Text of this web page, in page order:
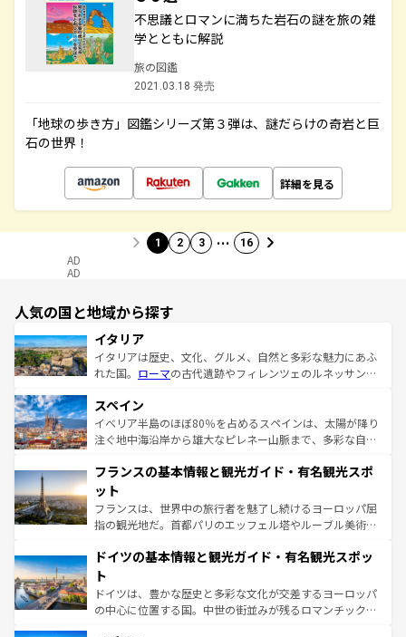
不思議とロマンに満ちた岩石の謎を旅の雑
学とともに解説
旅の図鑑
2021.03.18 発売
「地球の歩き方」図鑑シリーズ第３弾は、謎だらけの奇岩と巨
石の世界！
詳細を見る
1 2 3 … 16
AD
AD
人気の国と地域から探す
イタリア
イタリアは歴史、文化、グルメ、自然と多彩な魅力にあふ
れた国。 ローマの古代遺跡やフィレンツェのルネッサンス
ろん、トスカーナの美しい田園風景やアマルフィ海岸の絶
景など、自然景観も見逃せない。観光の合間には、本場の
ピザやパスタなど、絶品のイタリア料理を堪能することも
ませてくれるイタリアで、忘れられない旅をしてみよう！
なお、新着のイタリア情報は
しい。
スペイン
イベリア半島のほぼ80％を占めるスペインは、太陽が降り
注ぐ地中海沿岸から雄大なピレネー山脈まで、多彩な自然
文化が根付くこの国では、情熱的なフラメンコ、熱気あふ
れる闘牛、そして美味しいタパスが生活の一部となってい
る。首都マドリードの洗練された雰囲気や、バルセロナの
アートに溢れた街角から、地方では古代ローマ遺跡や中世
せる。地方によって風土や気候が異なるスペインはその個
ンテンツ一覧 を参照してほしい。
フランスの基本情報と観光ガイド・有名観光スポ
ット
フランスは、世界中の旅行者を魅了し続けるヨーロッパ屈
指の観光地だ。首都パリのエッフェル塔やルーブル美術館
で、幅広い魅力が詰まっている。華麗な宮殿、歴史的な大
聖堂、美しいビーチ、そして豊かな自然が、訪れる者を心
から魅了する。また、フランスは美食の国としても知ら
れ、フランス料理はユネスコ無形文化遺産にも登録されて
ドイツの基本情報と観光ガイド・有名観光スポッ
ト
ドイツは、豊かな歴史と多彩な文化が交差するヨーロッパ
の中心に位置する国。中世の街並みが残るロマンチック街